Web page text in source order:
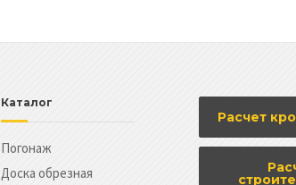
Каталог
Погонаж
Доска обрезная
Расчет